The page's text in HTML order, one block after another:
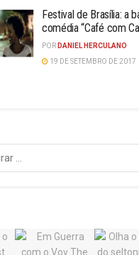
Festival de Brasília: a
comédia “Café com
POR DANIEL HERCULANO
19 DE SETEMBRO DE 2017